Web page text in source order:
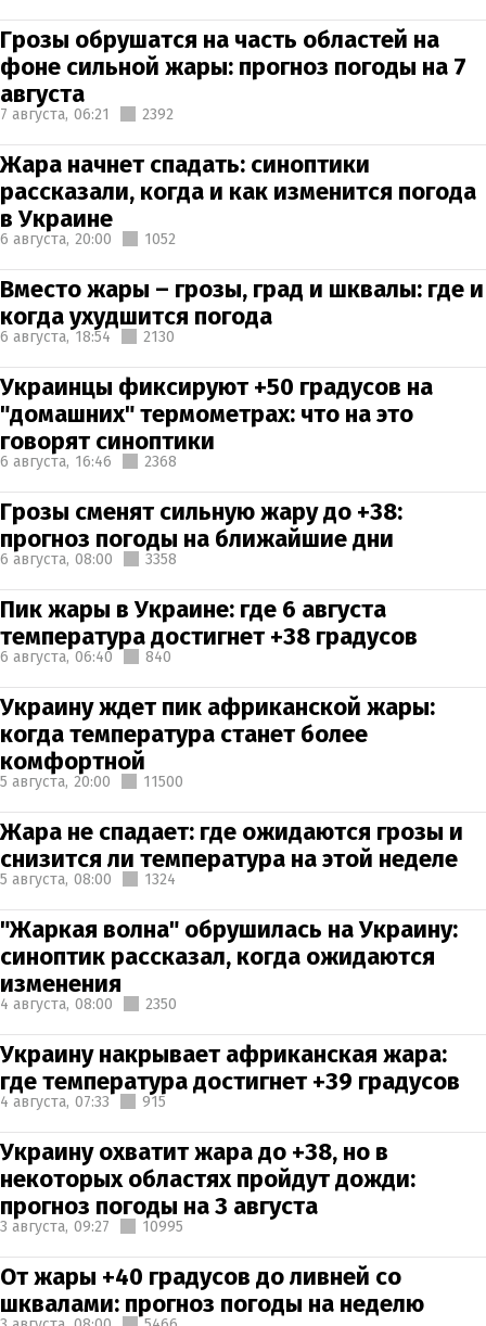
Грозы обрушатся на часть областей на
фоне сильной жары: прогноз погоды на 7
августа
7 августа, 06:21 2392
Жара начнет спадать: синоптики
рассказали, когда и как изменится погода
в Украине
6 августа, 20:00 1052
Вместо жары – грозы, град и шквалы: где и
когда ухудшится погода
6 августа, 18:54 2130
Украинцы фиксируют +50 градусов на
"домашних" термометрах: что на это
говорят синоптики
6 августа, 16:46 2368
Грозы сменят сильную жару до +38:
прогноз погоды на ближайшие дни
6 августа, 08:00 3358
Пик жары в Украине: где 6 августа
температура достигнет +38 градусов
6 августа, 06:40 840
Украину ждет пик африканской жары:
когда температура станет более
комфортной
5 августа, 20:00 11500
Жара не спадает: где ожидаются грозы и
снизится ли температура на этой неделе
5 августа, 08:00 1324
"Жаркая волна" обрушилась на Украину:
синоптик рассказал, когда ожидаются
изменения
4 августа, 08:00 2350
Украину накрывает африканская жара:
где температура достигнет +39 градусов
4 августа, 07:33 915
Украину охватит жара до +38, но в
некоторых областях пройдут дожди:
прогноз погоды на 3 августа
3 августа, 09:27 10995
От жары +40 градусов до ливней со
шквалами: прогноз погоды на неделю